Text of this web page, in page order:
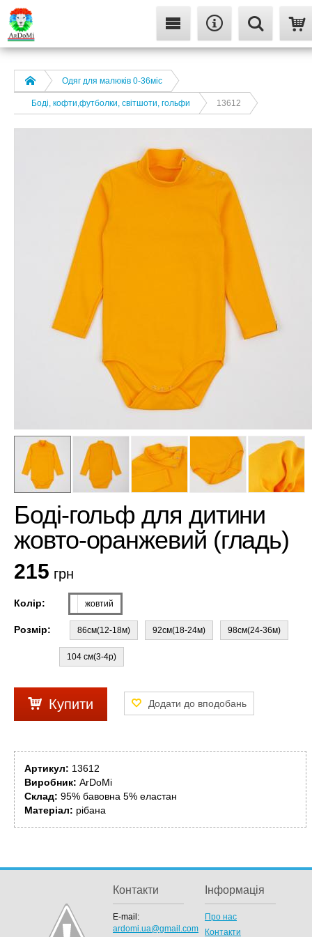
Одяг для малюків 0-36міс
Боді, кофти,футболки, світшоти, гольфи 13612
Боді-гольф для дитини
жовто-оранжевий (гладь)
215 грн
Колір: жовтий
Розмір: 86см(12-18м) 92см(18-24м) 98см(24-36м)
104 см(3-4р)
Купити
Артикул: 13612
Виробник: ArDoMi
Склад: 95% бавовна 5% еластан
Матеріал: рібана
Контакти
E-mail:
ardomi.ua@gmail.com
Інформація
Про нас
Контакти